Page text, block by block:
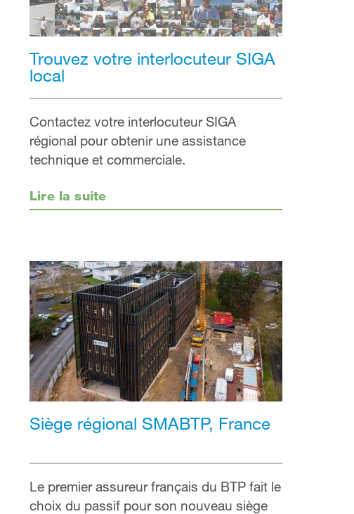
Trouvez votre interlocuteur SIGA
local
Contactez votre interlocuteur SIGA
régional pour obtenir une assistance
technique et commerciale.
Lire la suite
Siège régional SMABTP, France
Le premier assureur français du BTP fait le
choix du passif pour son nouveau siège